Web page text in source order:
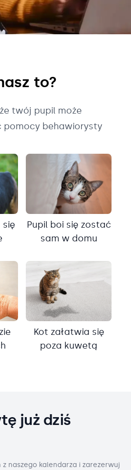
to?
twój pupil może
pomocy behawiorysty
się
Pupil boi się zostać
sam w domu
Kot załatwia się
poza kuwetą
już dziś
z naszego kalendarza i zarezerwuj